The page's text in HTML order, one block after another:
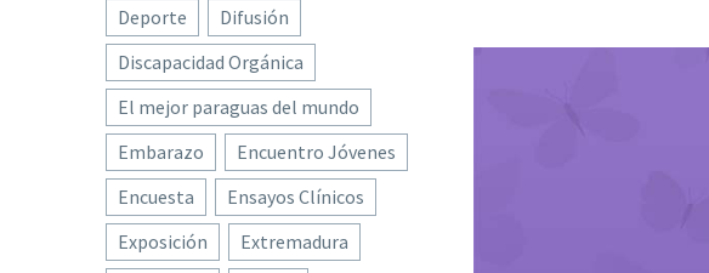
Deporte
Difusión
Discapacidad Orgánica
El mejor paraguas del mundo
Embarazo
Encuentro Jóvenes
Encuesta
Ensayos Clínicos
Exposición
Extremadura